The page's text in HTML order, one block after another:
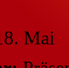
Mai